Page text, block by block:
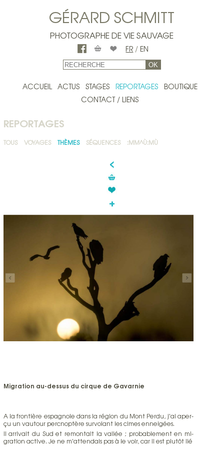
GÉRARD SCHMITT
PHOTOGRAPHE DE VIE SAUVAGE
FR / EN
OK
ACCUEIL ACTUS STAGES REPORTAGES
BOUTIQUE
CONTACT / LIENS
REPORTAGES
TOUS VOYAGES THÈMES SÉQUENCES :MM^Ù:MÙ
<
+
Migration au-dessus du cirque de Gavarnie
A la fron­tière es­pa­gnole dans la ré­gion du Mont Per­du, j'ai aper­
çu un vau­tour perc­nop­tère sur­vo­lant les ci­mes en­nei­gées.
Il arri­vait du Sud et re­mon­tait la val­lée ; pro­ba­ble­ment en mi­
gra­tion ac­tive. Je ne m'at­ten­dais pas à le voir, car il est plu­tôt lié